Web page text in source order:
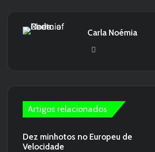
Carla Noémia
Artigos relacionados
Dez minhotos no Europeu de
Velocidade